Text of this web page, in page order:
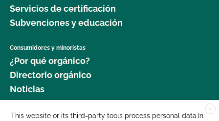
Servicios de certificación
Subvenciones y educación
Consumidores y minoristas
¿Por qué orgánico?
Directorio orgánico
Noticias
Donar X
This website or its third-party tools process personal data.In